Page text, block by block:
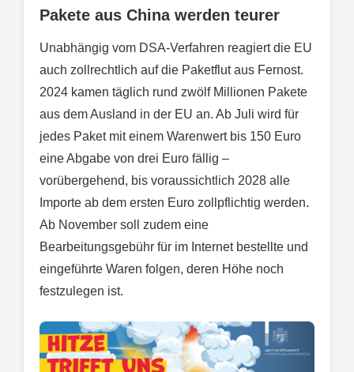
Pakete aus China werden teurer
Unabhängig vom DSA-Verfahren reagiert die EU
auch zollrechtlich auf die Paketflut aus Fernost.
2024 kamen täglich rund zwölf Millionen Pakete
aus dem Ausland in der EU an. Ab Juli wird für
jedes Paket mit einem Warenwert bis 150 Euro
eine Abgabe von drei Euro fällig –
vorübergehend, bis voraussichtlich 2028 alle
Importe ab dem ersten Euro zollpflichtig werden.
Ab November soll zudem eine
Bearbeitungsgebühr für im Internet bestellte und
eingeführte Waren folgen, deren Höhe noch
festzulegen ist.